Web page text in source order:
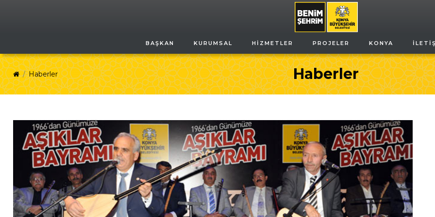
BAŞKAN KURUMSAL HIZMETLER PROJELER KONYA
Haberler
Haberler